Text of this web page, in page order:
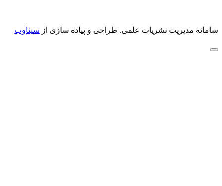
سامانه مدیریت نشریات علمی. طراحی و پیاده سازی از سیناوب